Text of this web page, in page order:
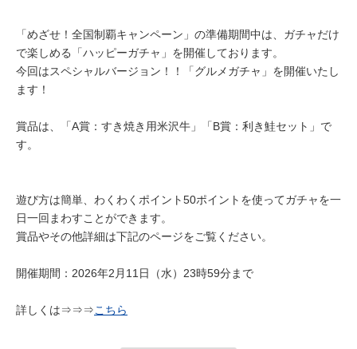
「めざせ！全国制覇キャンペーン」の準備期間中は、ガチャだけ
で楽しめる「ハッピーガチャ」を開催しております。
今回はスペシャルバージョン！！「グルメガチャ」を開催いたし
ます！
賞品は、「A賞：すき焼き用米沢牛」「B賞：利き鮭セット」で
す。
遊び方は簡単、わくわくポイント50ポイントを使ってガチャを一
日一回まわすことができます。
賞品やその他詳細は下記のページをご覧ください。
開催期間：2026年2月11日（水）23時59分まで
詳しくは⇒⇒⇒こちら